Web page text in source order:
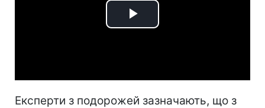
Play
Експерти з подорожей зазначають, що з